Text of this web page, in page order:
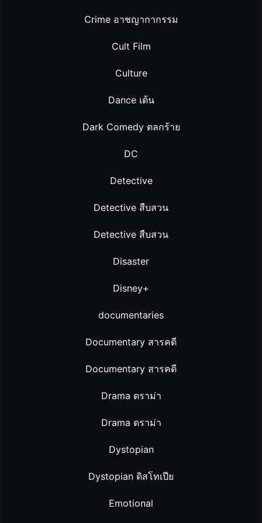
Crime อาชญากากรรม
Cult Film
Culture
Dance เต้น
Dark Comedy ตลกร้าย
DC
Detective
Detective สืบสวน
Detective สืบสวน
Disaster
Disney+
documentaries
Documentary สารคดี
Documentary สารคดี
Drama ดราม่า
Drama ดราม่า
Dystopian
Dystopian ดิสโทเปีย
Emotional